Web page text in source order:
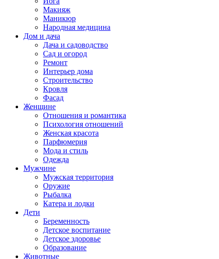
Макияж
Маникюр
Народная медицина
Дом и дача
Дача и садоводство
Сад и огород
Ремонт
Интерьер дома
Строительство
Кровля
Фасад
Женщине
Отношения и романтика
Психология отношений
Женская красота
Парфюмерия
Мода и стиль
Одежда
Мужчине
Мужская территория
Оружие
Рыбалка
Катера и лодки
Дети
Беременность
Детское воспитание
Детское здоровье
Образование
Животные